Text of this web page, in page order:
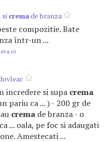
si cremade branza
compozitie. Bate
într-un ...
incredere si supa crema
pariu ca ... ) - 200 gr de
crema de branza - o
... oala, pe foc si adaugati
Amestecati ...